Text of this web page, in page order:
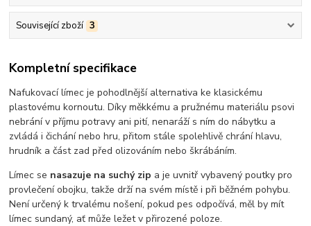
Související zboží 3
Kompletní specifikace
Nafukovací límec je pohodlnější alternativa ke klasickému
plastovému kornoutu. Díky měkkému a pružnému materiálu psovi
nebrání v příjmu potravy ani pití, nenaráží s ním do nábytku a
zvládá i čichání nebo hru, přitom stále spolehlivě chrání hlavu,
hrudník a část zad před olizováním nebo škrábáním.
Límec se nasazuje na suchý zip a je uvnitř vybavený poutky pro
provlečení obojku, takže drží na svém místě i při běžném pohybu.
Není určený k trvalému nošení, pokud pes odpočívá, měl by mít
límec sundaný, ať může ležet v přirozené poloze.